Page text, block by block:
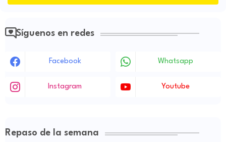
Síguenos en redes
Facebook Whatsapp
Instagram Youtube
Repaso de la semana